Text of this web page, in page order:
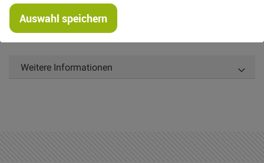
Auswahl speichern
Dieses Gummi ist sehr weich, dadurch ist es angenehm
am Kopf zu tragen.
Weitere Informationen